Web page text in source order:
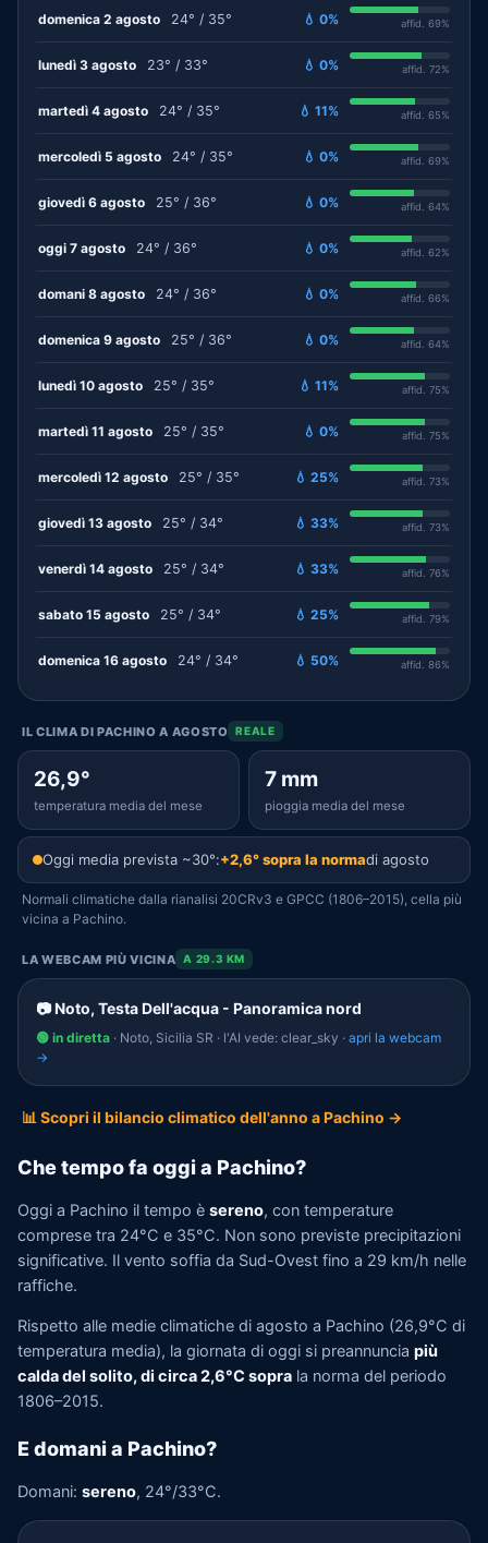
domenica 2 agosto 24° / 35° 💧 0% affid. 69%
lunedì 3 agosto 23° / 33° 💧 0% affid. 72%
martedì 4 agosto 24° / 35° 💧 11% affid. 65%
mercoledì 5 agosto 24° / 35° 💧 0% affid. 69%
giovedì 6 agosto 25° / 36° 💧 0% affid. 64%
oggi 7 agosto 24° / 36° 💧 0% affid. 62%
domani 8 agosto 24° / 36° 💧 0% affid. 66%
domenica 9 agosto 25° / 36° 💧 0% affid. 64%
lunedì 10 agosto 25° / 35° 💧 11% affid. 75%
martedì 11 agosto 25° / 35° 💧 0% affid. 75%
mercoledì 12 agosto 25° / 35° 💧 25% affid. 73%
giovedì 13 agosto 25° / 34° 💧 33% affid. 73%
venerdì 14 agosto 25° / 34° 💧 33% affid. 76%
sabato 15 agosto 25° / 34° 💧 25% affid. 79%
domenica 16 agosto 24° / 34° 💧 50% affid. 86%
IL CLIMA DI PACHINO A AGOSTO REALE
26,9°
temperatura media del mese
7 mm
pioggia media del mese
Oggi media prevista ~30°:+2,6° sopra la normadi agosto
Normali climatiche dalla rianalisi 20CRv3 e GPCC (1806–2015), cella più
vicina a Pachino.
LA WEBCAM PIÙ VICINA A 29.3 KM
📷 Noto, Testa Dell'acqua - Panoramica nord
🟢 in diretta · Noto, Sicilia SR · l'AI vede: clear_sky · apri la webcam
→
📊 Scopri il bilancio climatico dell'anno a Pachino →
Che tempo fa oggi a Pachino?
Oggi a Pachino il tempo è sereno, con temperature
comprese tra 24°C e 35°C. Non sono previste precipitazioni
significative. Il vento soffia da Sud-Ovest fino a 29 km/h nelle
raffiche.
Rispetto alle medie climatiche di agosto a Pachino (26,9°C di
temperatura media), la giornata di oggi si preannuncia più
calda del solito, di circa 2,6°C sopra la norma del periodo
1806–2015.
E domani a Pachino?
Domani: sereno, 24°/33°C.